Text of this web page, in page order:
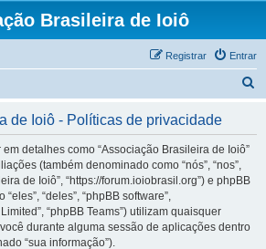
Brasileira de Ioiô
Entrar
Registrar
de Ioiô - Políticas de privacidade
detalhes como “Associação Brasileira de Ioiô”
(também denominado como “nós”, “nos”,
de Ioiô”, “https://forum.ioiobrasil.org”) e phpBB
“deles”, “phpBB software”,
“phpBB Teams”) utilizam quaisquer
durante alguma sessão de aplicações dentro
“sua informação”).